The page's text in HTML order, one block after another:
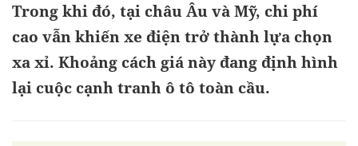
Trong khi đó, tại châu Âu và Mỹ, chi phí
cao vẫn khiến xe điện trở thành lựa chọn
xa xỉ. Khoảng cách giá này đang định hình
lại cuộc cạnh tranh ô tô toàn cầu.